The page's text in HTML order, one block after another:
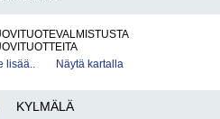
lisää..
Näytä kartalla
KYLMÄLÄ